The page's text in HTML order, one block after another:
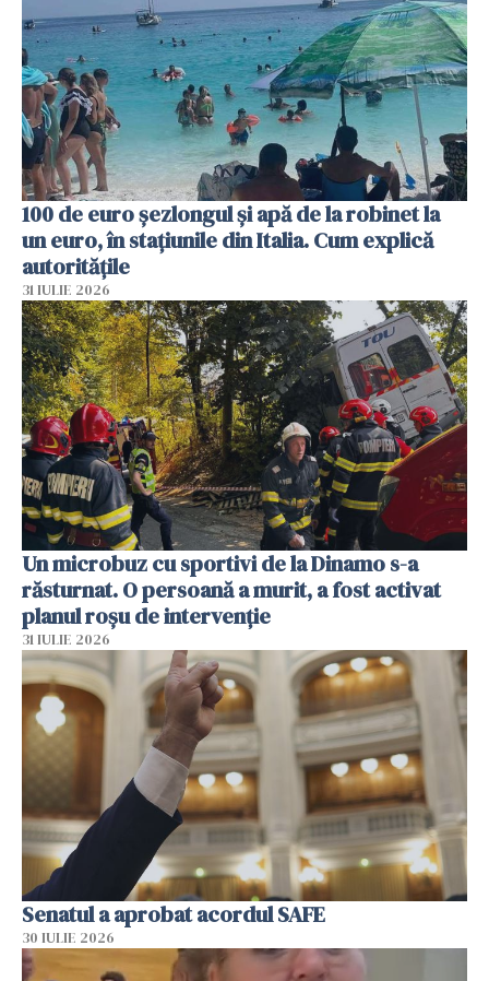
100 de euro șezlongul și apă de la robinet la
un euro, în stațiunile din Italia. Cum explică
autoritățile
31 IULIE 2026
Un microbuz cu sportivi de la Dinamo s-a
răsturnat. O persoană a murit, a fost activat
planul roșu de intervenție
31 IULIE 2026
Senatul a aprobat acordul SAFE
30 IULIE 2026